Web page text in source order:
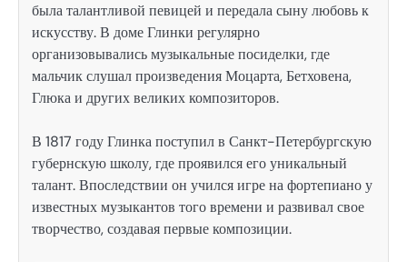
была талантливой певицей и передала сыну любовь к
искусству. В доме Глинки регулярно
организовывались музыкальные посиделки, где
мальчик слушал произведения Моцарта, Бетховена,
Глюка и других великих композиторов.
В 1817 году Глинка поступил в Санкт-Петербургскую
губернскую школу, где проявился его уникальный
талант. Впоследствии он учился игре на фортепиано у
известных музыкантов того времени и развивал свое
творчество, создавая первые композиции.